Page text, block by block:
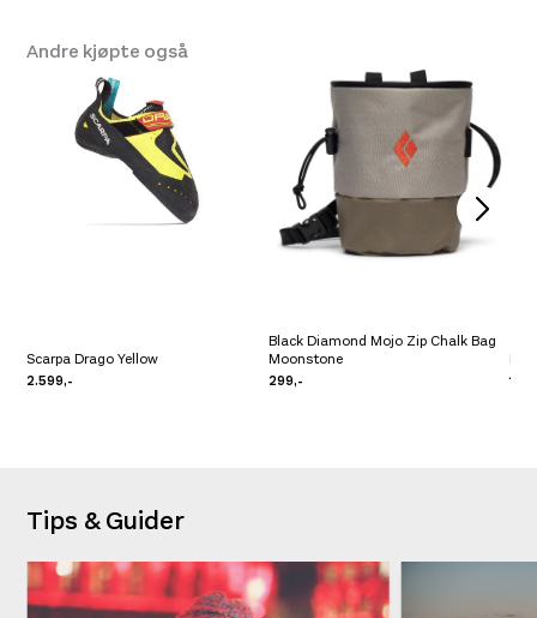
Andre kjøpte også
Scarpa Drago Yellow
2.599,-
Black Diamond Mojo Zip Chalk Bag
Moonstone
299,-
Tips & Guider